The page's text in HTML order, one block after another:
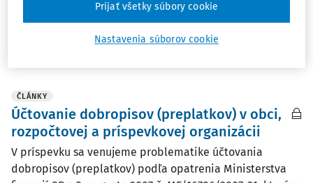
organizácie, príspevkové organizácie, štátne ...
Ing. Ingrid Šabíková PhD.
ČLÁNKY
Účtovanie dobropisov (preplatkov) v obci,
rozpočtovej a príspevkovej organizácii
V príspevku sa venujeme problematike účtovania
dobropisov (preplatkov) podľa opatrenia Ministerstva
Nastavenia súborov cookie
Prijať všetky súbory cookie